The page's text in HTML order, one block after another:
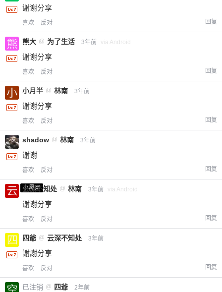
谢谢分享
喜欢 反对 回复
熊大 @ 为了生活 3年前 via Android
谢谢分享
喜欢 反对 回复
小月半 @ 林南 3年前
谢谢分享
喜欢 反对 回复
shadow @ 林南 3年前
谢谢
喜欢 反对 回复
小黑屋
云深不知处 @ 林南 3年前 via Android
谢谢分享
喜欢 反对 回复
四爺 @ 云深不知处 3年前
謝謝分享
喜欢 反对 回复
已注销 @ 四爺 2年前